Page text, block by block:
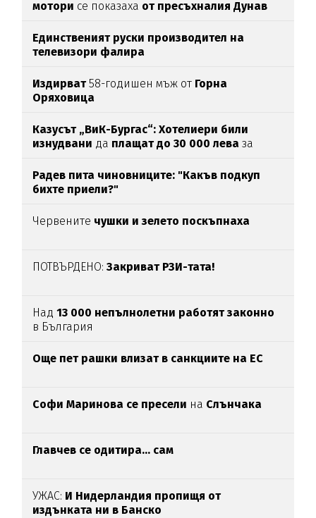
мотори се показаха от пресъхналия Дунав
Единственият руски производител на
телевизори фалира
Издирват58-годишен мъж от Горна
Оряховица
Казусът „ВиК-Бургас“: Хотелиери били
изнудвани да плащат до 30 000 лева за
Радев пита чиновниците: "Какъв подкуп
бихте приели?"
Червените чушки и зелето поскъпнаха
ПОТВЪРДЕНО:Закриват РЗИ-тата!
Над13 000 непълнолетни работят законно
в България
Oще пет рашки влизат в санкциите на ЕС
Софи Маринова се пресели на Слънчака
Главчев се одитира... сам
УЖАС: И Нидерландия пропищя от
издънката ни в Банско